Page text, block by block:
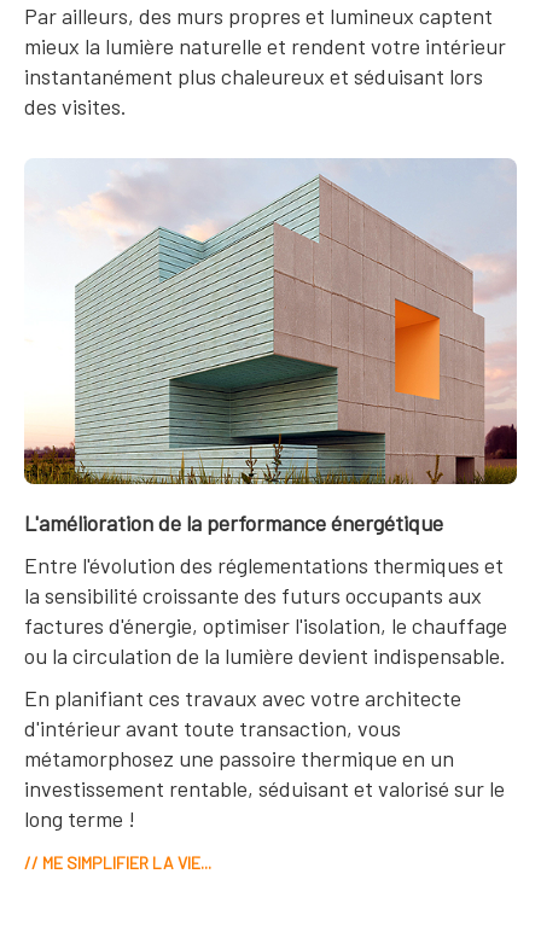
Par ailleurs, des murs propres et lumineux captent
mieux la lumière naturelle et rendent votre intérieur
instantanément plus chaleureux et séduisant lors
des visites.
L'amélioration de la performance énergétique
Entre l'évolution des réglementations thermiques et
la sensibilité croissante des futurs occupants aux
factures d'énergie, optimiser l'isolation, le chauffage
ou la circulation de la lumière devient indispensable.
En planifiant ces travaux avec votre architecte
d'intérieur avant toute transaction, vous
métamorphosez une passoire thermique en un
investissement rentable, séduisant et valorisé sur le
long terme !
// ME SIMPLIFIER LA VIE...